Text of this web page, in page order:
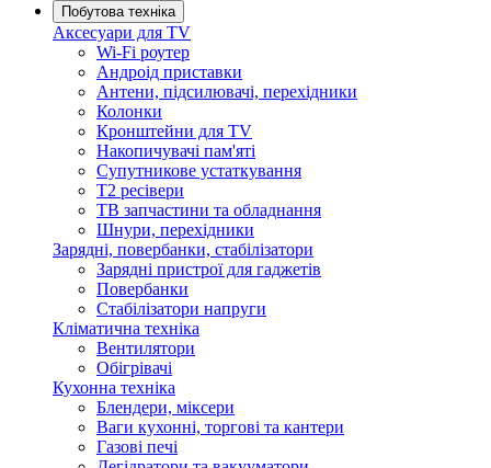
Побутова техніка
Аксесуари для TV
Wi-Fi роутер
Андроід приставки
Антени, підсилювачі, перехідники
Колонки
Кронштейни для TV
Накопичувачі пам'яті
Супутникове устаткування
Т2 ресівери
ТВ запчастини та обладнання
Шнури, перехідники
Зарядні, повербанки, стабілізатори
Зарядні пристрої для гаджетів
Повербанки
Стабілізатори напруги
Кліматична техніка
Вентилятори
Обігрівачі
Кухонна техніка
Блендери, міксери
Ваги кухонні, торгові та кантери
Газові печі